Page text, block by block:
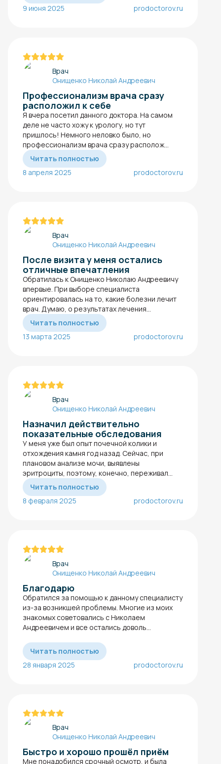
9 июня 2025
prodoctorov.ru
Врач
Онищенко Николай Андреевич
Профессионализм врача сразу
расположил к себе
Я вчера посетил данного доктора. На самом
деле не часто хожу к урологу, но тут
пришлось! Немного неловко было, но
профессионализм врача сразу располож...
Читать полностью
8 апреля 2025
prodoctorov.ru
Врач
Онищенко Николай Андреевич
После визита у меня остались
отличные впечатления
Обратилась к Онищенко Николаю Андреевичу
впервые. При выборе специалиста
ориентировалась на то, какие болезни лечит
врач. Думаю, о результатах лечения...
Читать полностью
13 марта 2025
prodoctorov.ru
Врач
Онищенко Николай Андреевич
Назначил действительно
показательные обследования
У меня уже был опыт почечной колики и
отхождения камня год назад. Сейчас, при
плановом анализе мочи​, выявлены
эритроциты, поэтому, конечно, переживал...
Читать полностью
8 февраля 2025
prodoctorov.ru
Врач
Онищенко Николай Андреевич
Благодарю
Обратился за помощью к данному специалисту
из-за возникшей проблемы. Многие из моих
знакомых советовались с Николаем
Андреевичем и все остались доволь...
Читать полностью
28 января 2025
prodoctorov.ru
Врач
Онищенко Николай Андреевич
Быстро и хорошо прошёл приём
Мне понадобился срочный осмотр, и была